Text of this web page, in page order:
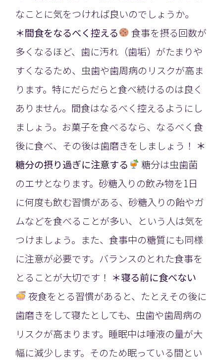
なことに気をつければ良いのでしょうか。
＊間食をなるべく控える
食事を摂る回数が
多くなるほど、歯に汚れ（歯垢）がたまりや
すくなるため、虫歯や歯周病のリスクが高ま
ります。特にだらだらと食べ続けるのは良く
ありません。間食はなるべく控えるようにし
ましょう。お菓子を食べるなら、なるべく食
後に食べ、その後は歯磨きをしましょう！ ＊
糖分の摂り過ぎに注意する
糖分は虫歯菌
のエサとなります。砂糖入りの飲み物を1日
に何度も飲む習慣がある、砂糖入りの飴やガ
ムなどを食べることが多い、という人は気を
つけましょう。また、食事中の糖質にも同様
に注意が必要です。バランスのとれた食事を
とることが大切です！ ＊寝る前に食べない
夜食をとる習慣があると、たとえその後に
歯磨きをして寝たとしても、虫歯や歯周病の
リスクが高まります。睡眠中は唾液の量が大
幅に減少します。そのため眠っている間とい